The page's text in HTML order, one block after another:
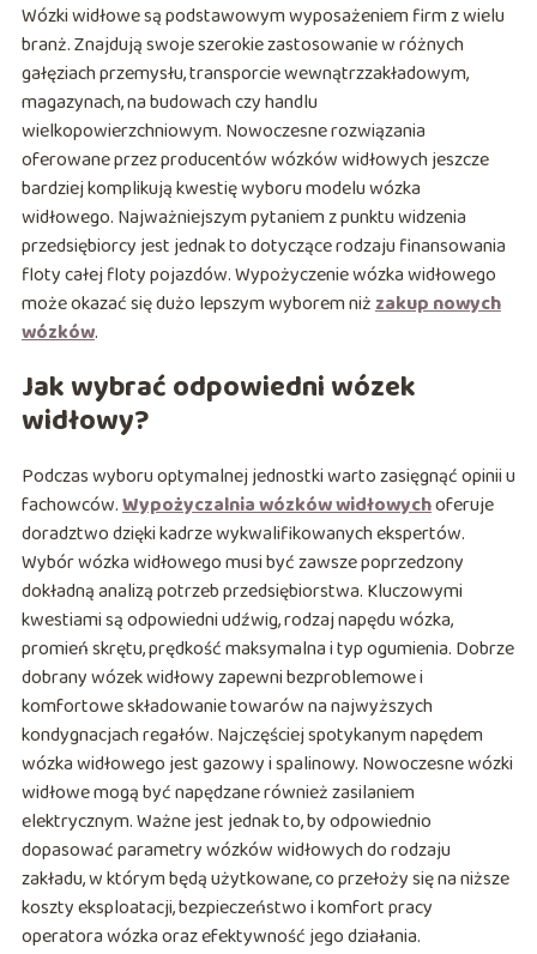
Wózki widłowe są podstawowym wyposażeniem firm z wielu
branż. Znajdują swoje szerokie zastosowanie w różnych
gałęziach przemysłu, transporcie wewnątrzzakładowym,
magazynach, na budowach czy handlu
wielkopowierzchniowym. Nowoczesne rozwiązania
oferowane przez producentów wózków widłowych jeszcze
bardziej komplikują kwestię wyboru modelu wózka
widłowego. Najważniejszym pytaniem z punktu widzenia
przedsiębiorcy jest jednak to dotyczące rodzaju finansowania
floty całej floty pojazdów. Wypożyczenie wózka widłowego
może okazać się dużo lepszym wyborem niżzakup nowych
wózków.
Jak wybrać odpowiedni wózek
widłowy?
Podczas wyboru optymalnej jednostki warto zasięgnąć opinii u
fachowców.Wypożyczalnia wózków widłowychoferuje
doradztwo dzięki kadrze wykwalifikowanych ekspertów.
Wybór wózka widłowego musi być zawsze poprzedzony
dokładną analizą potrzeb przedsiębiorstwa. Kluczowymi
kwestiami są odpowiedni udźwig, rodzaj napędu wózka,
promień skrętu, prędkość maksymalna i typ ogumienia. Dobrze
dobrany wózek widłowy zapewni bezproblemowe i
komfortowe składowanie towarów na najwyższych
kondygnacjach regałów. Najczęściej spotykanym napędem
wózka widłowego jest gazowy i spalinowy. Nowoczesne wózki
widłowe mogą być napędzane również zasilaniem
elektrycznym. Ważne jest jednak to, by odpowiednio
dopasować parametry wózków widłowych do rodzaju
zakładu, w którym będą użytkowane, co przełoży się na niższe
koszty eksploatacji, bezpieczeństwo i komfort pracy
operatora wózka oraz efektywność jego działania.